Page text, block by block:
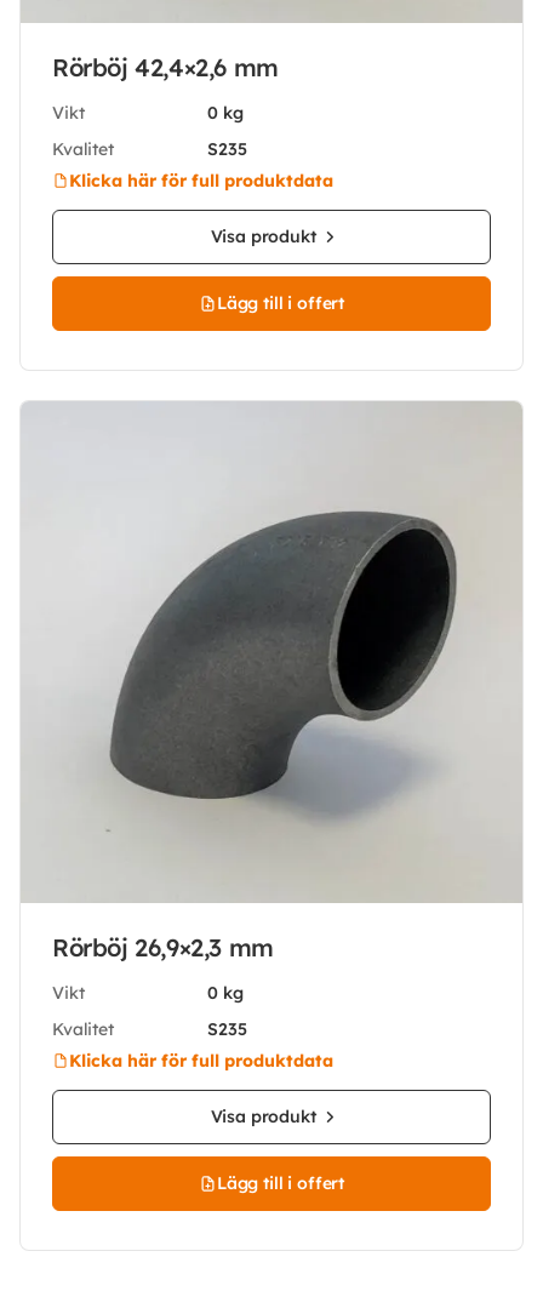
Rörböj 42,4×2,6 mm
Vikt
0 kg
Kvalitet
S235
Klicka här för full produktdata
Visa produkt
Lägg till i offert
Rörböj 26,9×2,3 mm
Vikt
0 kg
Kvalitet
S235
Klicka här för full produktdata
Visa produkt
Lägg till i offert